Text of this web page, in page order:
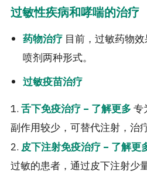
过敏性疾病和哮喘的治疗
药物治疗 目前，过敏药物
喷剂两种形式。
过敏疫苗治疗
1. 舌下免疫治疗 – 了解更多 专
副作用较少，可替代注射，治
2. 皮下注射免疫治疗 – 了解更
过敏的患者，通过皮下注射少